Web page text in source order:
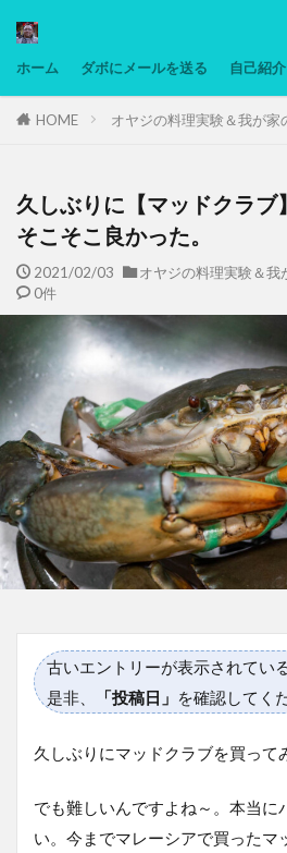
ホーム ダボにメールを送る 自己紹介
HOME オヤジの料理実験＆我が家
久しぶりに【マッドクラブ
そこそこ良かった。
2021/02/03
オヤジの料理実験＆我
0件
古いエントリーが表示されてい
是非、
「投稿日」 を確認してく
久しぶりにマッドクラブを買って
でも難しいんですよね～。本当に
い。今までマレーシアで買ったマ
タグ
マレーシア動画
ヨーグルト
低温調理・スロークッカー
備忘録
動画 日本人村